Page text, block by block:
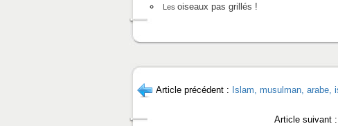
Les oiseaux pas grillés !
Article précédent : Islam, musulman, arabe,
Article suivant :